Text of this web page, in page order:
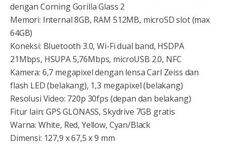
dengan Corning Gorilla Glass 2
Memori: Internal 8GB, RAM 512MB, microSD slot (max
64GB)
Koneksi: Bluetooth 3.0, Wi-Fi dual band, HSDPA
21Mbps, HSUPA 5,76Mbps, microUSB 2.0, NFC
Kamera: 6,7 megapixel dengan lensa Carl Zeiss dan
flash LED (belakang), 1,3 megapixel (belakang)
Resolusi Video: 720p 30fps (depan dan belakang)
Fitur lain: GPS GLONASS, Skydrive 7GB gratis
Warna: White, Red, Yellow, Cyan/Black
Dimensi: 127,9 x 67,5 x 9 mm